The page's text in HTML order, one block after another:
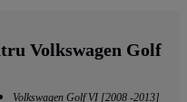
Volkswagen Golf
Volkswagen Golf VI [2008 -2013]